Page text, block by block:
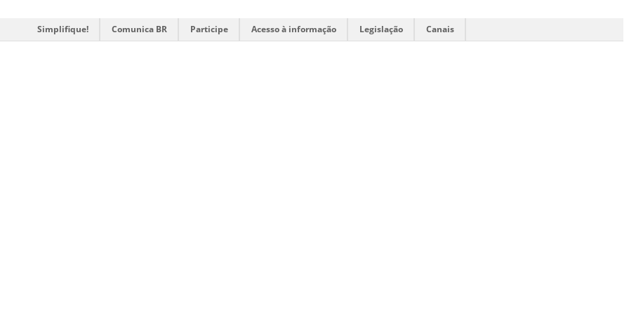
Simplifique! Comunica BR Participe Acesso à informação Legislação Canais